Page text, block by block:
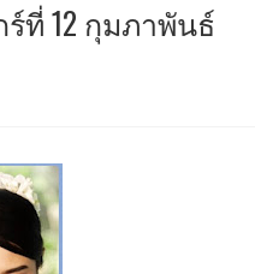
ที่ 12 กุมภาพันธ์